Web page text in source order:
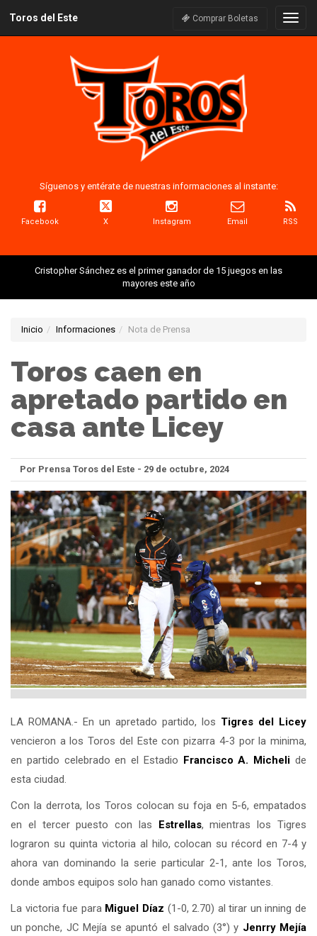
Toros del Este Comprar Boletas
Síguenos y entérate de nuestras informaciones al instante:
Facebook X Instagram Email RSS
Cristopher Sánchez es el primer ganador de 15 juegos en las
mayores este año
Inicio Informaciones Nota de Prensa
Toros caen en
apretado partido en
casa ante Licey
Por Prensa Toros del Este - 29 de octubre, 2024
LA ROMANA.- En un apretado partido, los Tigres del Licey
vencieron a los Toros del Este con pizarra 4-3 por la minima,
en partido celebrado en el Estadio Francisco A. Micheli de
esta ciudad.
Con la derrota, los Toros colocan su foja en 5-6, empatados
en el tercer puesto con las Estrellas, mientras los Tigres
lograron su quinta victoria al hilo, colocan su récord en 7-4 y
ahora van dominando la serie particular 2-1, ante los Toros,
donde ambos equipos solo han ganado como vistantes.
La victoria fue para Miguel Díaz (1-0, 2.70) al tirar un inning de
un ponche, JC Mejía se apuntó el salvado (3°) y Jenrry Mejía